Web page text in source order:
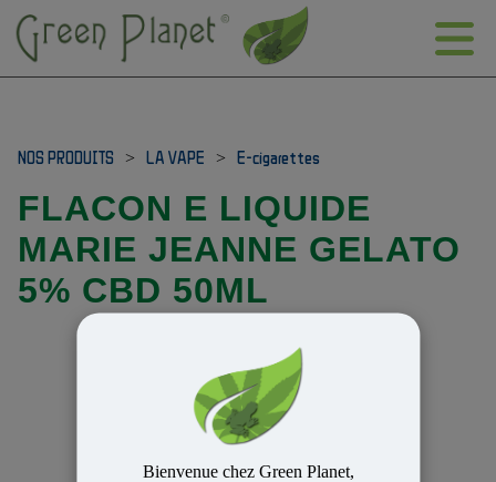
Bienvenue chez Green Planet,
NOS PRODUITS > LA VAPE > E-cigarettes
FLACON E LIQUIDE
MARIE JEANNE GELATO
5% CBD 50ML